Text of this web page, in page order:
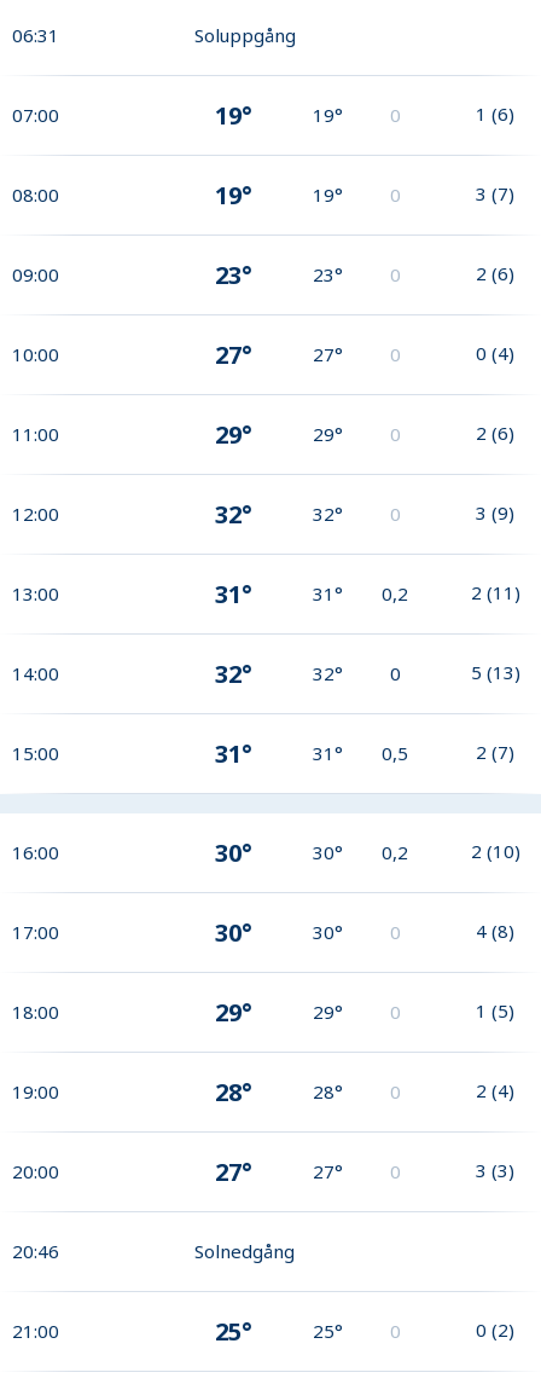
06:31 Soluppgång
07:00 19° 19° 0 1 (6)
08:00 19° 19° 0 3 (7)
09:00 23° 23° 0 2 (6)
10:00 27° 27° 0 0 (4)
11:00 29° 29° 0 2 (6)
12:00 32° 32° 0 3 (9)
13:00 31° 31° 0,2 2 (11)
14:00 32° 32° 0 5 (13)
15:00 31° 31° 0,5 2 (7)
16:00 30° 30° 0,2 2 (10)
17:00 30° 30° 0 4 (8)
18:00 29° 29° 0 1 (5)
19:00 28° 28° 0 2 (4)
20:00 27° 27° 0 3 (3)
20:46 Solnedgång
21:00 25° 25° 0 0 (2)